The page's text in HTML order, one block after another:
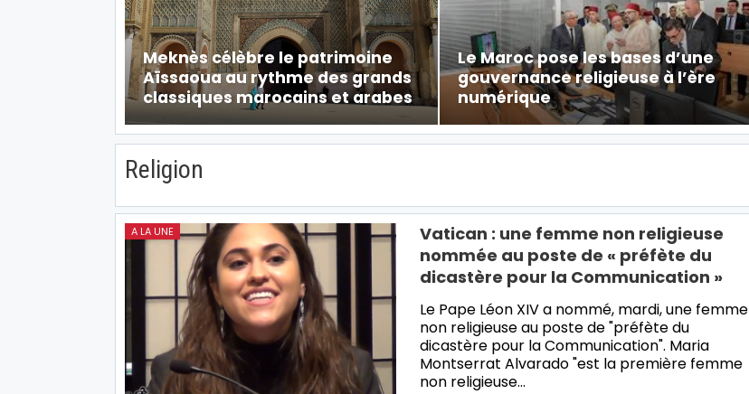
Meknès célèbre le patrimoine
Aïssaoua au rythme des grands
classiques marocains et arabes
Le Maroc pose les bases d’une
gouvernance religieuse à l’ère
numérique
Religion
A LA UNE
Vatican : une femme non religieuse
nommée au poste de « préfète du
dicastère pour la Communication »
Le Pape Léon XIV a nommé, mardi, une femme
non religieuse au poste de "préfète du
dicastère pour la Communication". Maria
Montserrat Alvarado "est la première femme
non religieuse…